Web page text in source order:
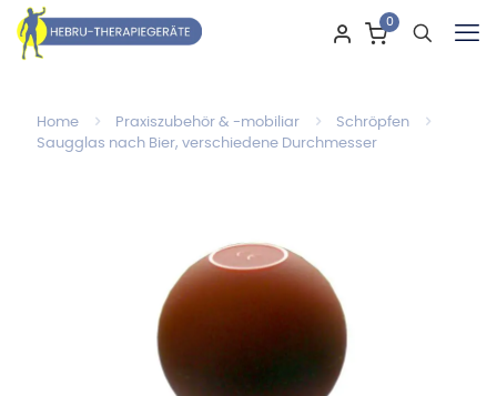
0
Home Praxiszubehör & -mobiliar
Schröpfen
Saugglas nach Bier, verschiedene Durchmesser